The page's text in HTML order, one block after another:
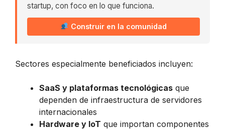
startup, con foco en lo que funciona.
Construir en la comunidad
Sectores especialmente beneficiados incluyen:
SaaS y plataformas tecnológicas que
dependen de infraestructura de servidores
internacionales
Hardware y IoT que importan componentes